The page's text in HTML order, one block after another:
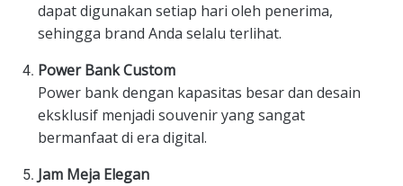
dapat digunakan setiap hari oleh penerima,
sehingga brand Anda selalu terlihat.
Power Bank Custom
Power bank dengan kapasitas besar dan desain
eksklusif menjadi souvenir yang sangat
bermanfaat di era digital.
Jam Meja Elegan